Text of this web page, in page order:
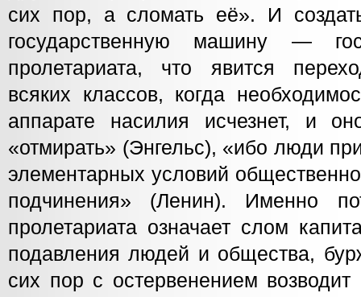
сих пор, а сломать её». И
государственную машину —
пролетариата, что явится
всяких классов, когда
аппарате насилия исчезнет, и
«отмирать» (Энгельс), «ибо люди
элементарных условий
подчинения» (Ленин). Именно
пролетариата означает слом
подавления людей и общества,
сих пор с остервенением